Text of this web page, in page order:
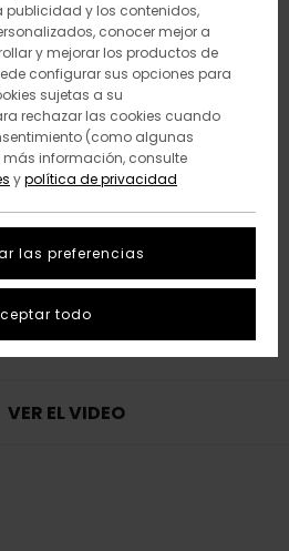
VER EL VIDEO
publicidad y los contenidos,
conocer mejor a
y mejorar los productos de
configurar sus opciones para
sujetas a su
rechazar las cookies cuando
(como algunas
más información, consulte
ypolítica de privacidad
las preferencias
todo